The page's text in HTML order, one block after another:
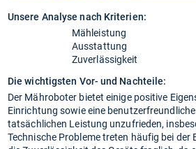
Unsere Analyse nach Kriterien:
Mähleistung
Ausstattung
Zuverlässigkeit
Die wichtigsten Vor- und Nachteile:
Der Mähroboter bietet einige positive
Einrichtung sowie eine
tatsächlichen Leistung unzufrieden,
Technische Probleme treten häufig bei